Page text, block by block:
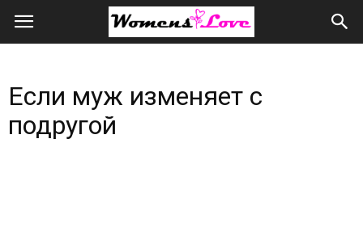
Женская
всем
сердцем
Если муж изменяет с
подругой